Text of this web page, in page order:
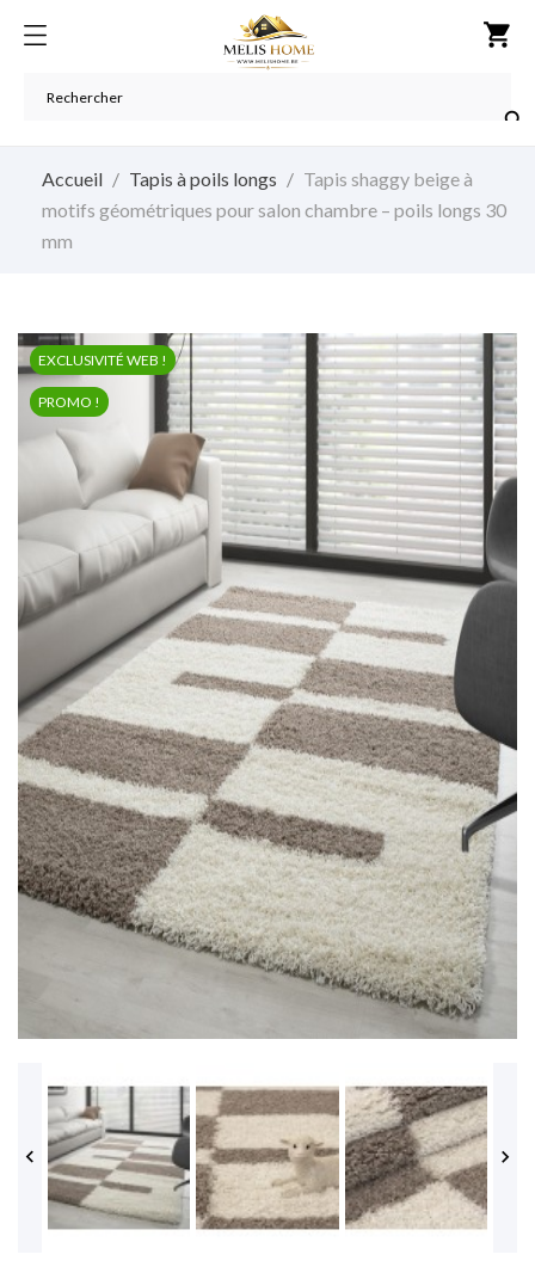
shopping_cart

Accueil Tapis à poils longs
Tapis shaggy beige à
motifs géométriques pour salon chambre – poils longs 30
mm
EXCLUSIVITÉ WEB !
PROMO !
 